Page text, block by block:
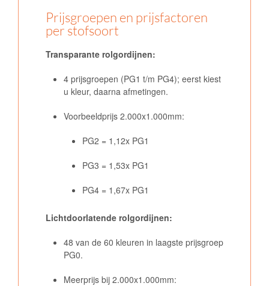
Prijsgroepen en prijsfactoren
per stofsoort
Transparante rolgordijnen:
4 prijsgroepen (PG1 t/m PG4); eerst kiest
u kleur, daarna afmetingen.
Voorbeeldprijs 2.000x1.000mm:
PG2 = 1,12x PG1
PG3 = 1,53x PG1
PG4 = 1,67x PG1
Lichtdoorlatende rolgordijnen:
48 van de 60 kleuren in laagste prijsgroep
PG0.
Meerprijs bij 2.000x1.000mm: